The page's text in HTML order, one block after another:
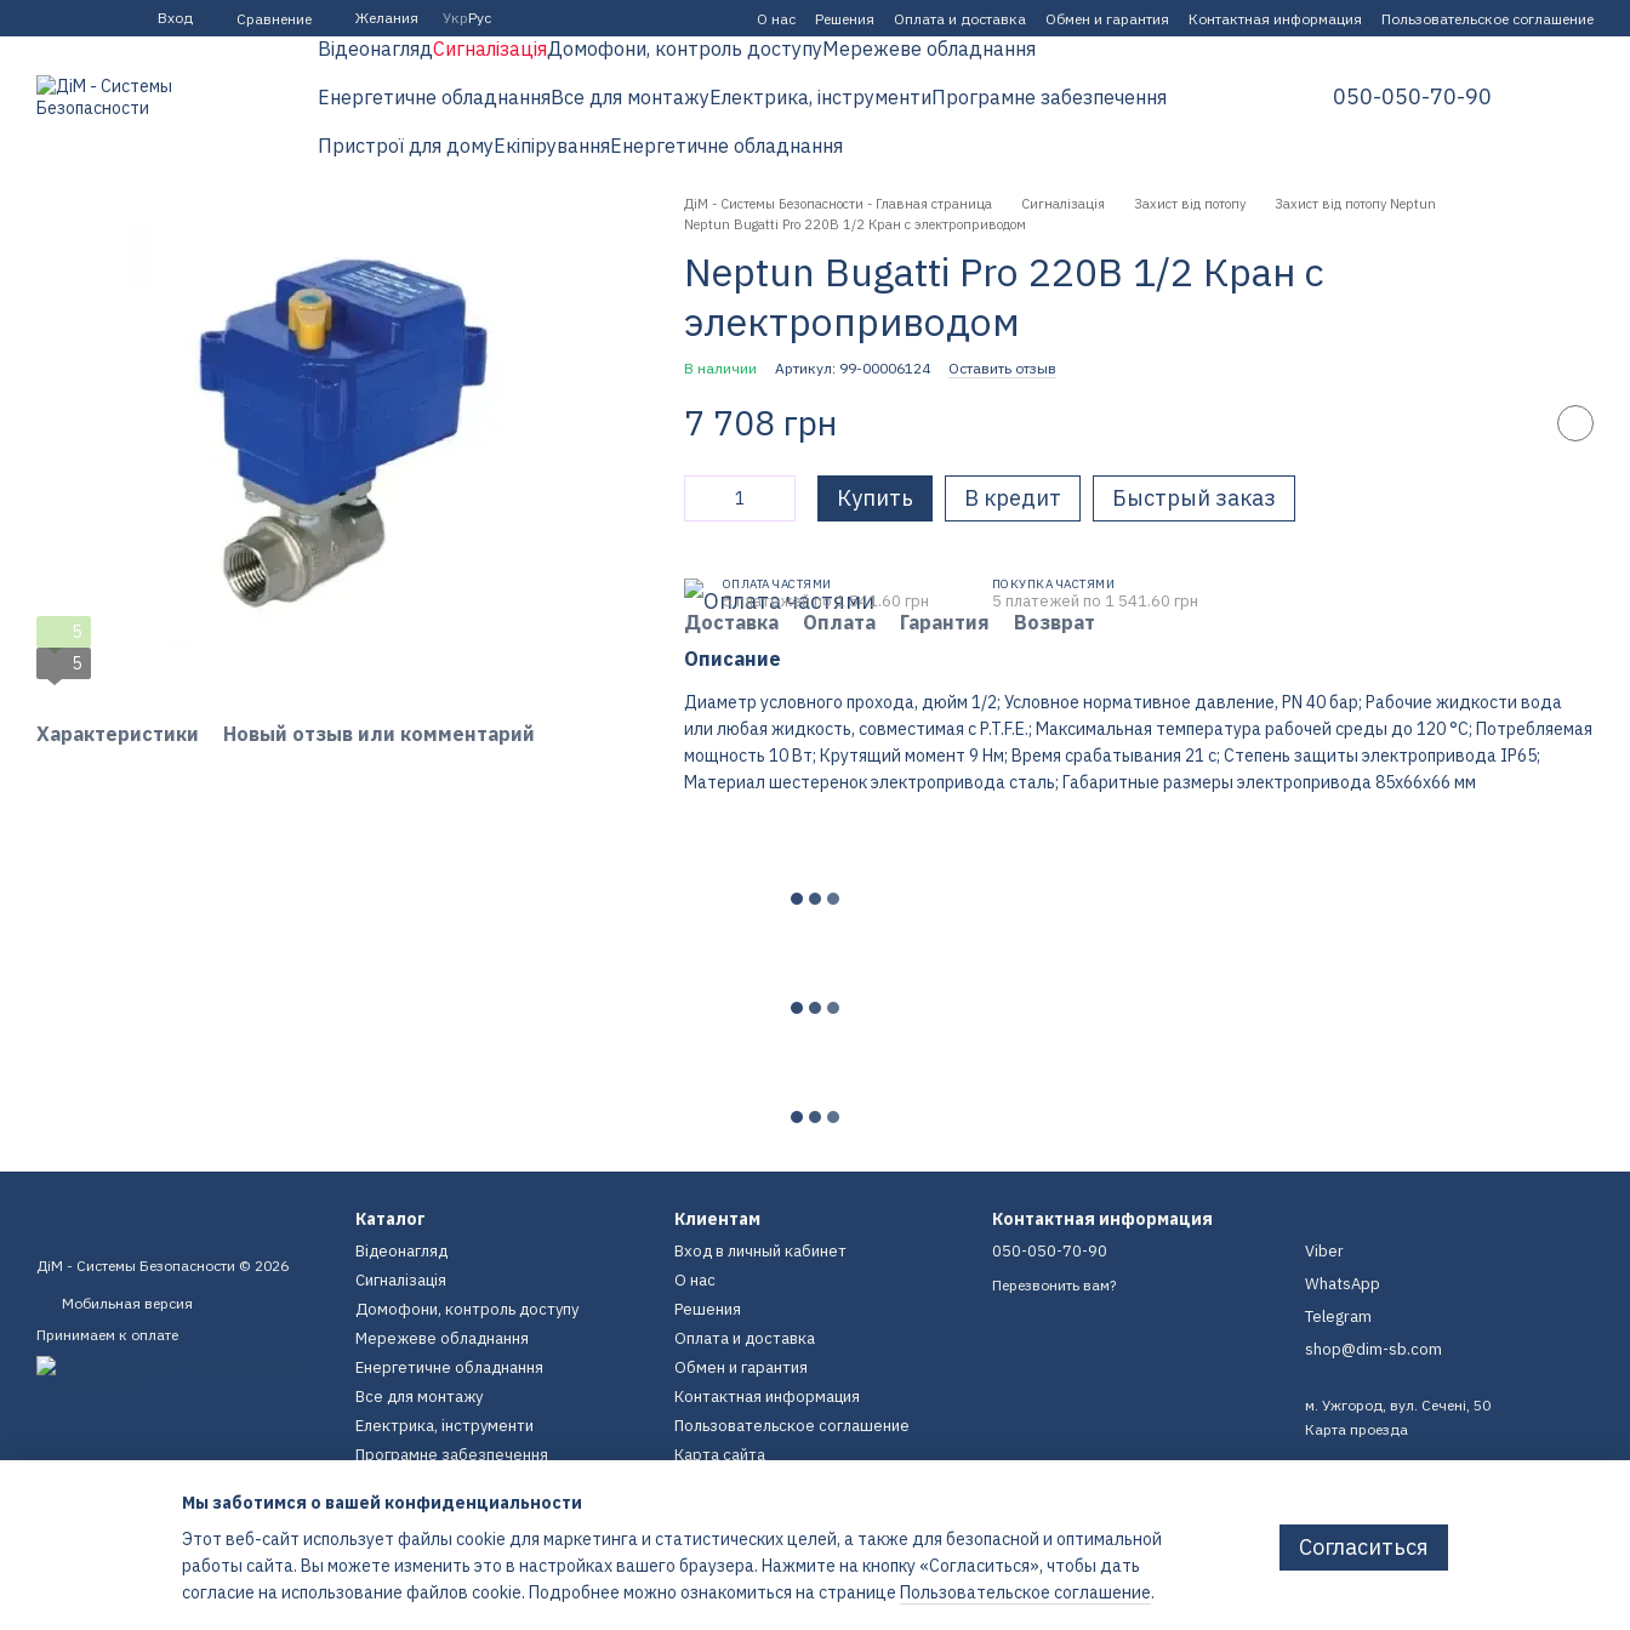
Перейти к основному контенту
Вход Сравнение Желания УкрРус О нас Решения Оплата и доставка Обмен и гарантия Контактная информация Пользовательское соглашение
ВідеонаглядСигналізаціяДомофони, контроль доступуМережеве обладнання
Енергетичне обладнанняВсе для монтажуЕлектрика, інструментиПрограмне забезпечення
Пристрої для домуЕкіпіруванняЕнергетичне обладнання
050-050-70-90
5
5
Характеристики Новый отзыв или комментарий
ДіМ - Системы Безопасности - Главная страница Сигналізація Захист від потопу
Захист від потопу Neptun
Neptun Bugatti Pro 220В 1/2 Кран с электроприводом
Neptun Bugatti Pro 220В 1/2 Кран с
электроприводом
В наличии Артикул: 99-00006124 Оставить отзыв
7 708 грн
Купить В кредит Быстрый заказ
ОПЛАТА ЧАСТЯМИ
5 платежей по 1 541.60 грн
ПОКУПКА ЧАСТЯМИ
5 платежей по 1 541.60 грн
Доставка Оплата Гарантия
Возврат
Описание
Диаметр условного прохода, дюйм 1/2; Условное нормативное давление, PN 40 бар; Рабочие жидкости вода
или любая жидкость, совместимая с P.T.F.E.; Максимальная температура рабочей среды до 120 °C; Потребляемая
мощность 10 Вт; Крутящий момент 9 Нм; Время срабатывания 21 с; Степень защиты электропривода IP65;
Материал шестеренок электропривода сталь; Габаритные размеры электропривода 85x66x66 мм
ДіМ - Системы Безопасности © 2026
Мобильная версия
Принимаем к оплате
Интернет-магазин создан с Хорошоп
Каталог
Відеонагляд
Сигналізація
Домофони, контроль доступу
Мережеве обладнання
Енергетичне обладнання
Все для монтажу
Електрика, інструменти
Програмне забезпечення
Екіпірування
Енергетичне обладнання
Клиентам
Вход в личный кабинет
О нас
Решения
Оплата и доставка
Обмен и гарантия
Контактная информация
Пользовательское соглашение
Карта сайта
Контактная информация
050-050-70-90
Перезвонить вам?
Viber
WhatsApp
Telegram
shop@dim-sb.com
м. Ужгород, вул. Сечені, 50
Карта проезда
Мы заботимся о вашей конфиденциальности
Этот веб-сайт использует файлы cookie для маркетинга и статистических целей, а также для безопасной и оптимальной
работы сайта. Вы можете изменить это в настройках вашего браузера. Нажмите на кнопку «Согласиться», чтобы дать
согласие на использование файлов cookie. Подробнее можно ознакомиться на странице Пользовательское соглашение.
Согласиться